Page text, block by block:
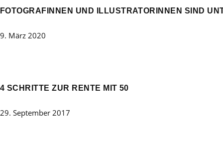
FOTOGRAFINNEN UND ILLUSTRATORINNEN SIND
9. März 2020
4 SCHRITTE ZUR RENTE MIT 50
29. September 2017